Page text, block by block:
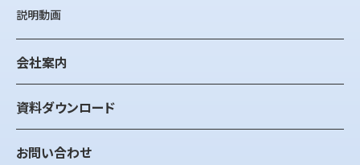
説明動画
会社案内
資料ダウンロード
お問い合わせ